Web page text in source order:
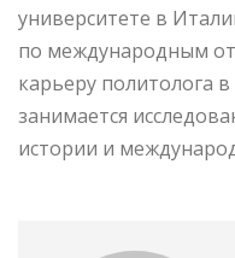
университете в
по международным
карьеру политолога
занимается
истории и